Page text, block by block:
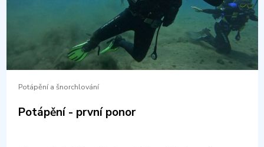
Potápění a šnorchlování
Potápění - první ponor